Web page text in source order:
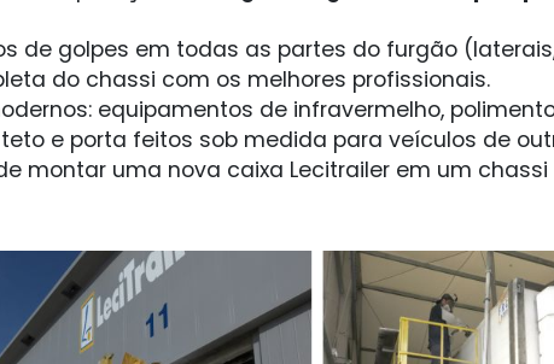
de golpes em todas as partes do furgão
do chassi com os melhores profissionais.
equipamentos de infravermelho,
e porta feitos sob medida para veículos de
montar uma nova caixa Lecitrailer em um chassi